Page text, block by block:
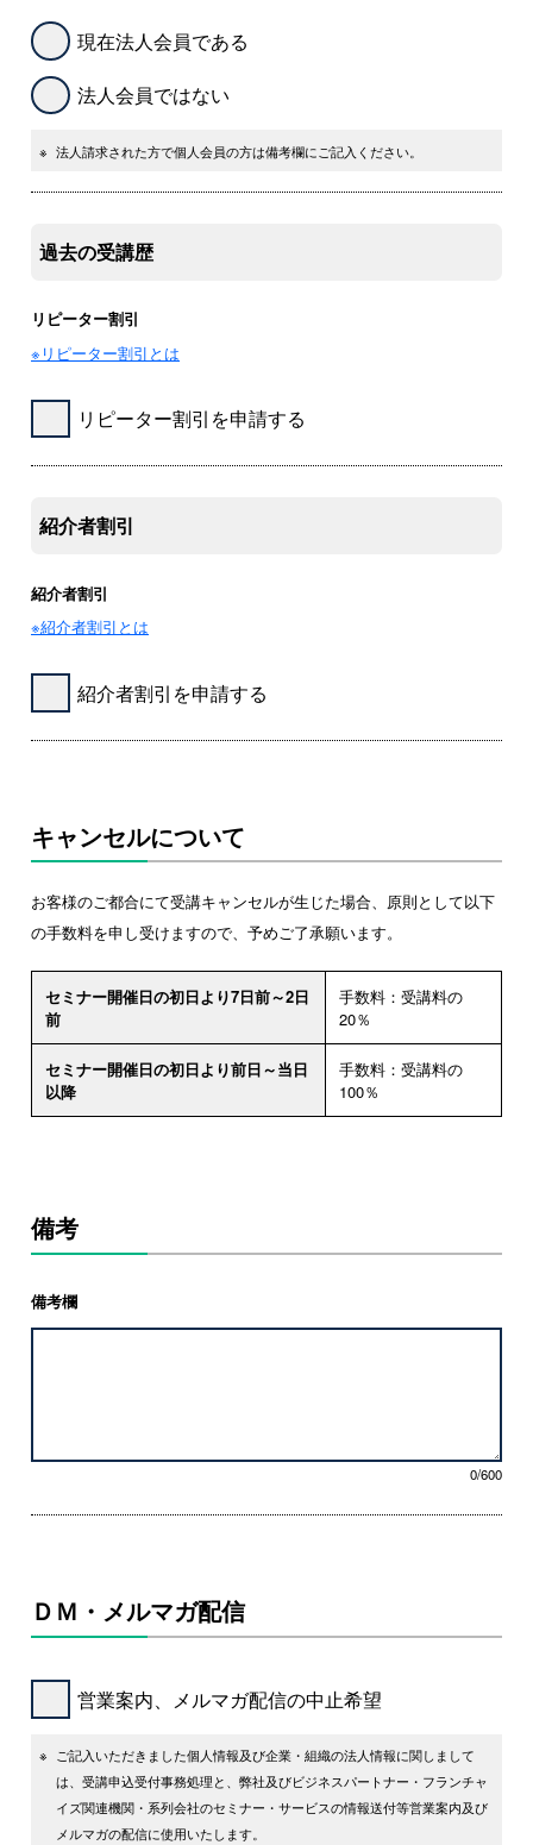
現在法人会員である
法人会員ではない
※ 法人請求された方で個人会員の方は備考欄にご記入ください。
過去の受講歴
リピーター割引
※リピーター割引とは
リピーター割引を申請する
紹介者割引
紹介者割引
※紹介者割引とは
紹介者割引を申請する
キャンセルについて
お客様のご都合にて受講キャンセルが生じた場合、原則として以下
の手数料を申し受けますので、予めご了承願います。
セミナー開催日の初日より7日前～2日
前
手数料：受講料の
20％
セミナー開催日の初日より前日～当日
以降
手数料：受講料の
100％
備考
備考欄
0/600
ＤＭ・メルマガ配信
営業案内、メルマガ配信の中止希望
※ ご記入いただきました個人情報及び企業・組織の法人情報に関しまして
は、受講申込受付事務処理と、弊社及びビジネスパートナー・フランチャ
イズ関連機関・系列会社のセミナー・サービスの情報送付等営業案内及び
メルマガの配信に使用いたします。